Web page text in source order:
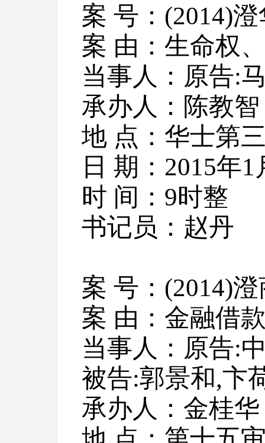
案 号： (2014)澄
案 由：生命权
当事人：原告:
承办人：陈教智
地 点：华士第
日 期： 2015年1
时 间： 9时整
书记员：赵丹
案 号： (2014)澄
案 由：金融借
当事人：原告:
被告:郭景和,卞
承办人：金桂华